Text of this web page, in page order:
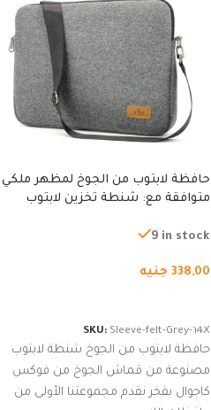
حافظة لابتوب من الجوخ لمظهر ملكي |
متوافقة مع: شنطة تخزين لابتوب
من الجوخ لجهاز نوت بوك والتابلت،
9 in stock
338,00 جنيه
SKU: Sleeve-felt-Grey-14X
حافظة لابتوب من الجوخ شنطة لابتوب
مصنوعة من قماش الجوخ من فوكس
كاجوال بفخر نقدم مجموعتنا الأولى من